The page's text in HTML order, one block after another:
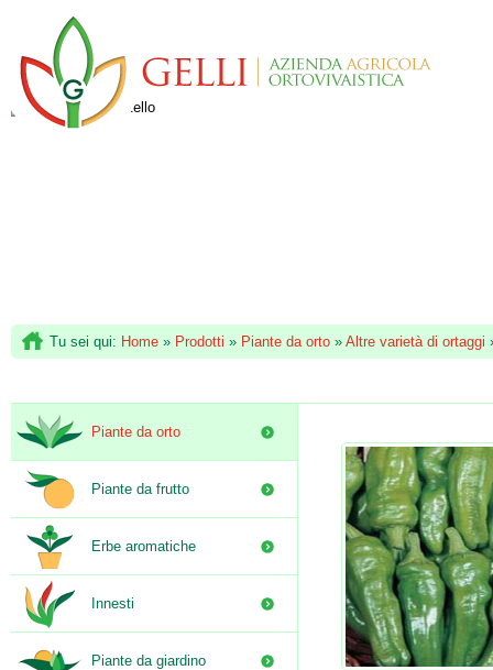
Tu sei qui: Home » Prodotti » Piante da orto » Altre varietà di ortaggi
Piante da orto
Piante da frutto
Erbe aromatiche
Innesti
Piante da giardino